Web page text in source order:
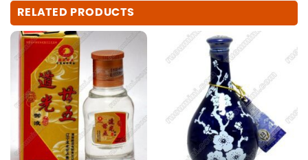
RELATED PRODUCTS